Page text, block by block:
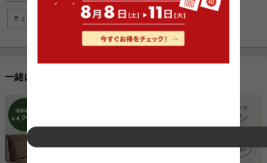
ミラー リビング a4 引き出し ベッド 下
一緒に売れている人気商品